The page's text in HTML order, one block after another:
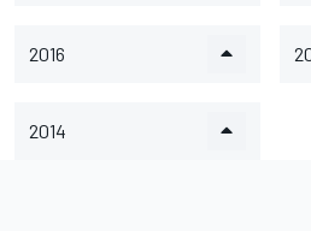
2016
2014